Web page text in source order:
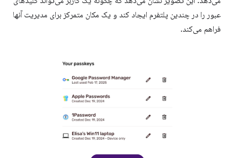
عبور را در چندین پلتفرم ایجاد کند و یک مکان متمرکز برای مدیریت آنها
فراهم می‌کند.